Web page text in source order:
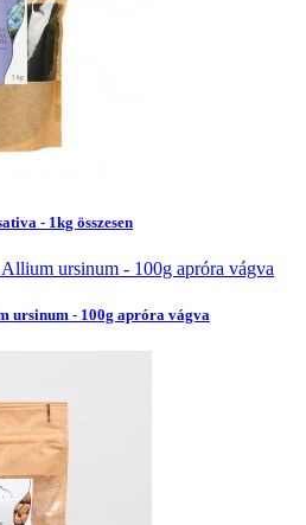
- 1kg összesen
ursinum - 100g apróra vágva